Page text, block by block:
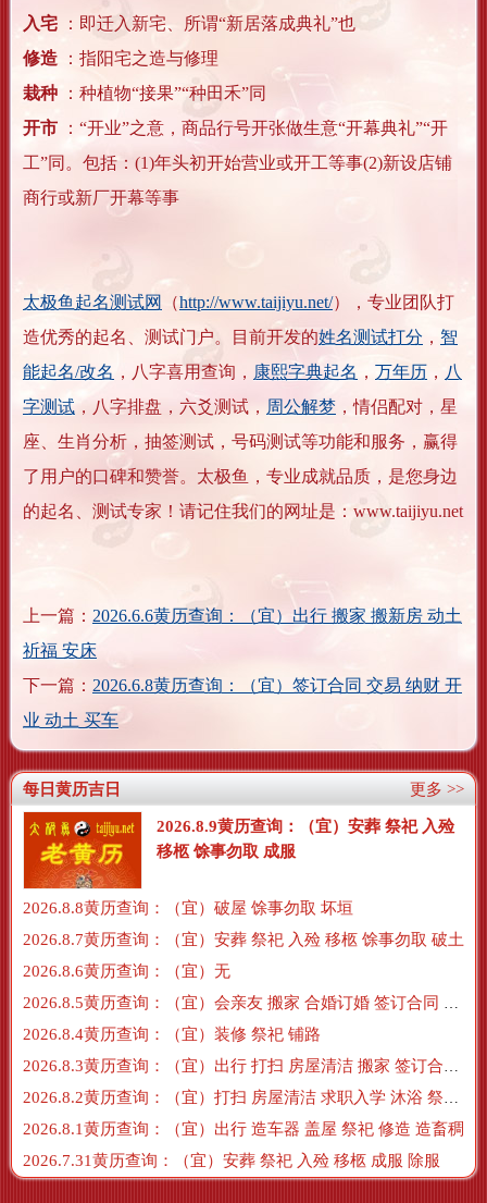
入宅
：即迁入新宅、所谓“新居落成典礼”也
修造
：指阳宅之造与修理
栽种
：种植物“接果”“种田禾”同
开市
：“开业”之意，商品行号开张做生意“开幕典礼”“开
工”同。包括：(1)年头初开始营业或开工等事(2)新设店铺
商行或新厂开幕等事
太极鱼起名测试网 （http://www.taijiyu.net/），专业团队打
造优秀的起名、测试门户。目前开发的姓名测试打分 ， 智
能起名/改名 ，八字喜用查询， 康熙字典起名 ， 万年历 ， 八
字测试 ，八字排盘，六爻测试， 周公解梦 ，情侣配对，星
座、生肖分析，抽签测试，号码测试等功能和服务，赢得
了用户的口碑和赞誉。太极鱼，专业成就品质，是您身边
的起名、测试专家！请记住我们的网址是：www.taijiyu.net
上一篇： 2026.6.6黄历查询：（宜）出行 搬家 搬新房 动土
祈福 安床
下一篇： 2026.6.8黄历查询：（宜）签订合同 交易 纳财 开
业 动土 买车
更多 >>
每日黄历吉日
2026.8.9黄历查询：（宜）安葬 祭祀 入殓
移柩 馀事勿取 成服
2026.8.8黄历查询：（宜）破屋 馀事勿取 坏垣
2026.8.7黄历查询：（宜）安葬 祭祀 入殓 移柩 馀事勿取 破土
2026.8.6黄历查询：（宜）无
2026.8.5黄历查询：（宜）会亲友 搬家 合婚订婚 签订合同 搬新房 订盟
2026.8.4黄历查询：（宜）装修 祭祀 铺路
2026.8.3黄历查询：（宜）出行 打扫 房屋清洁 搬家 签订合同 交易
2026.8.2黄历查询：（宜）打扫 房屋清洁 求职入学 沐浴 祭祀 牧养
2026.8.1黄历查询：（宜）出行 造车器 盖屋 祭祀 修造 造畜稠
2026.7.31黄历查询：（宜）安葬 祭祀 入殓 移柩 成服 除服